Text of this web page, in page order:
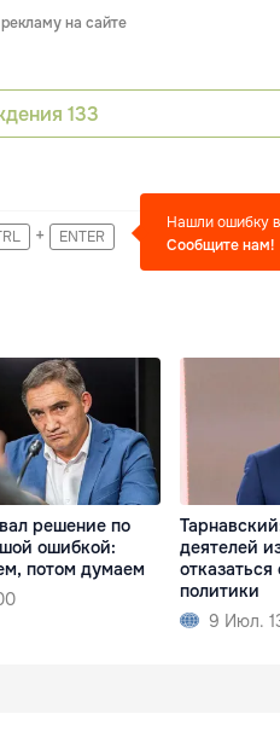
на сайте
133
+ ENTER
Нашли ошибку
Сообщите нам!
решение по
ошибкой:
потом думаем
деятелей
отказаться
политики
9 Июл.